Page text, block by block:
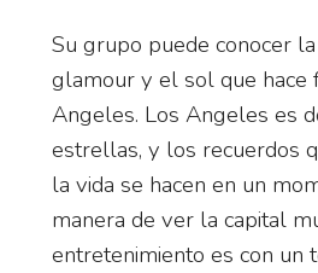
Su grupo puede conocer
glamour y el sol que hace
Angeles. Los Angeles es
estrellas, y los recuerdos
la vida se hacen en un
manera de ver la capital
entretenimiento es con un